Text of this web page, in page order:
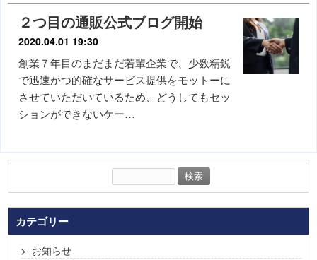
２つ目の通販公式ブログ開始
2020.04.01 19:30
創業７年目のまだまだ若輩企業で、少数精鋭
で迅速かつ的確なサービス提供をモットーに
させていただいているため、どうしてもセッ
ションができないケー…
検
索:
カテゴリー
お知らせ